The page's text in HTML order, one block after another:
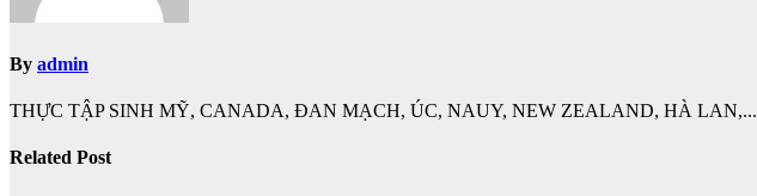
By admin
THỰC TẬP SINH MỸ, CANADA, ĐAN MẠCH, ÚC, NAUY, NEW ZEALAND, HÀ LAN,...
Related Post